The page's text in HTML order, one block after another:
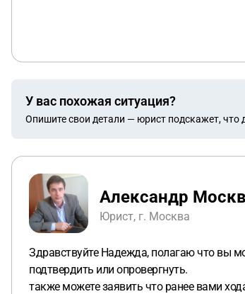
У вас похожая ситуация?
Опишите свои детали — юрист подскажет, что
Александр
Юрист, г. Москва
Здравствуйте Надежда, полагаю что вы
подтвердить или опровергнуть.
также можете заявить что ранее вами